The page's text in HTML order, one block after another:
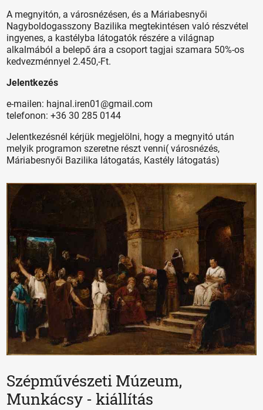
A megnyitón, a városnézésen, és a Máriabesnyői
Nagyboldogasszony Bazilika megtekintésen való részvétel
ingyenes, a kastélyba látogatók részére a világnap
alkalmából a belepő ára a csoport tagjai szamara 50%-os
kedvezménnyel 2.450,-Ft.
Jelentkezés
e-mailen: hajnal.iren01@gmail.com
telefonon: +36 30 285 0144
Jelentkezésnél kérjük megjelölni, hogy a megnyitó után
melyik programon szeretne részt venni( városnézés,
Máriabesnyői Bazilika látogatás, Kastély látogatás)
Szépművészeti Múzeum,
Munkácsy - kiállítás